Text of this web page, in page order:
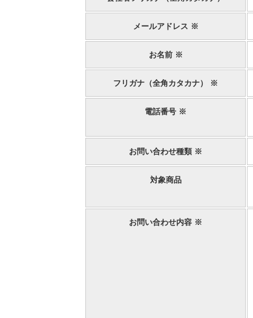
メールアドレス ※
お名前 ※
フリガナ（全角カタカナ） ※
電話番号 ※
お問い合わせ種類 ※
対象商品
お問い合わせ内容 ※